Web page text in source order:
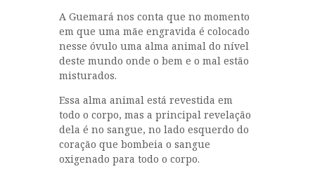
A Guemará nos conta que no momento
em que uma mãe engravida é colocado
nesse óvulo uma alma animal do nível
deste mundo onde o bem e o mal estão
misturados.
Essa alma animal está revestida em
todo o corpo, mas a principal revelação
dela é no sangue, no lado esquerdo do
coração que bombeia o sangue
oxigenado para todo o corpo.